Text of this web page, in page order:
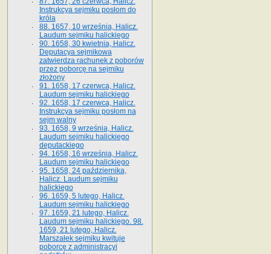
Instrukcya sejmiku posłom do
króla
88. 1657, 10 września, Halicz.
Laudum sejmiku halickiego
90. 1658, 30 kwietnia, Halicz.
Deputacya sejmikowa
zatwierdza rachunek z poborów
przez poborcę na sejmiku
złożony
91. 1658, 17 czerwca, Halicz.
Laudum sejmiku halickiego
92. 1658, 17 czerwca, Halicz.
Instrukcya sejmiku posłom na
sejm walny
93. 1658, 9 września, Halicz.
Laudum sejmiku halickiego
deputackiego
94. 1658, 16 września, Halicz.
Laudum sejmiku halickiego
95. 1658, 24 października,
Halicz. Laudum sejmiku
halickiego
96. 1659, 5 lutego, Halicz.
Laudum sejmiku halickiego
97. 1659, 21 lutego, Halicz.
Laudum sejmiku halickiego. 98.
1659, 21 lutego, Halicz.
Marszałek sejmiku kwituje
poborcę z administracyi